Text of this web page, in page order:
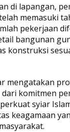
e
s
a
i
1
8
r
e
t
di lapangan,
memasuki
pekerjaan
bangunan
konstruksi
mengatakan
komitmen
syiar
keagamaan